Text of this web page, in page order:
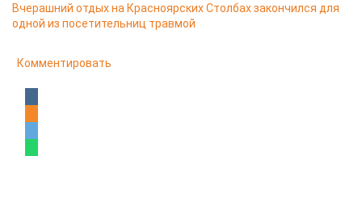
Вчерашний отдых на Красноярских Столбах закончился для
одной из посетительниц травмой
Комментировать